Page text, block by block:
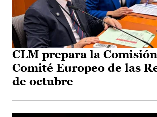
CLM prepara la
Comité Europeo de las
de octubre